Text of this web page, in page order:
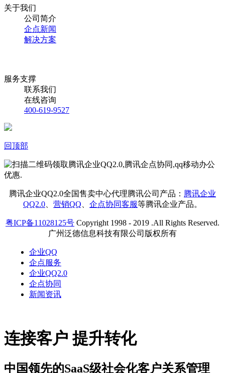
关于我们
公司简介
企点新闻
解决方案
服务支撑
联系我们
在线咨询
400-619-9527
回顶部
腾讯企业QQ2.0全国售卖中心代理腾讯公司产品： 腾讯企业
QQ2.0
营销QQ 企点协同客服等腾讯企业产品。
粤ICP备11028125号 Copyright 1998 - 2019 .All Rights Reserved.
广州泛德信息科技有限公司版权所有
企业QQ
企点服务
企业QQ2.0
企点协同
新闻资讯
连接客户 提升转化
中国领先的SaaS级社会化客户关系管理